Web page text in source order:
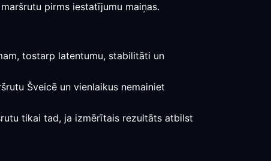
pirms iestatījumu maiņas.
tostarp latentumu, stabilitāti un
Šveicē un vienlaikus nemainiet
tikai tad, ja izmērītais rezultāts atbilst